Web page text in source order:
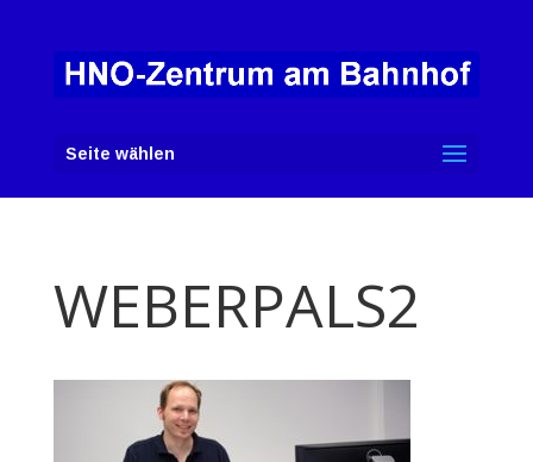
Seite wählen
WEBERPALS2